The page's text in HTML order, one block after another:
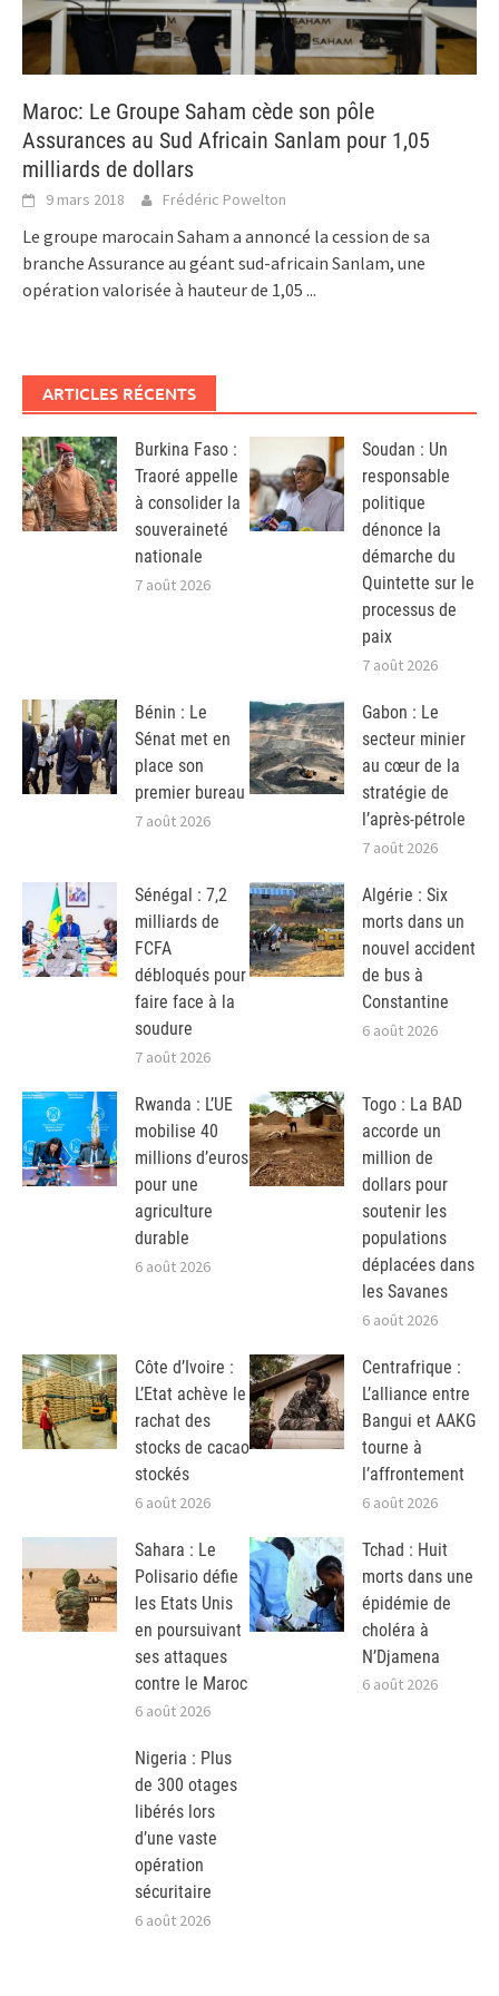
Maroc: Le Groupe Saham cède son pôle
Assurances au Sud Africain Sanlam pour 1,05
milliards de dollars
9 mars 2018 Frédéric Powelton
Le groupe marocain Saham a annoncé la cession de sa
branche Assurance au géant sud-africain Sanlam, une
opération valorisée à hauteur de 1,05 ...
ARTICLES RÉCENTS
Burkina Faso :
Traoré appelle
à consolider la
souveraineté
nationale
7 août 2026
Soudan : Un
responsable
politique
dénonce la
démarche du
Quintette sur le
processus de
paix
7 août 2026
Bénin : Le
Sénat met en
place son
premier bureau
7 août 2026
Gabon : Le
secteur minier
au cœur de la
stratégie de
l’après-pétrole
7 août 2026
Sénégal : 7,2
milliards de
FCFA
débloqués pour
faire face à la
soudure
7 août 2026
Algérie : Six
morts dans un
nouvel accident
de bus à
Constantine
6 août 2026
Rwanda : L’UE
mobilise 40
millions d’euros
pour une
agriculture
durable
6 août 2026
Togo : La BAD
accorde un
million de
dollars pour
soutenir les
populations
déplacées dans
les Savanes
6 août 2026
Côte d’Ivoire :
L’Etat achève le
rachat des
stocks de cacao
stockés
6 août 2026
Centrafrique :
L’alliance entre
Bangui et AAKG
tourne à
l’affrontement
6 août 2026
Sahara : Le
Polisario défie
les Etats Unis
en poursuivant
ses attaques
contre le Maroc
6 août 2026
Tchad : Huit
morts dans une
épidémie de
choléra à
N’Djamena
6 août 2026
Nigeria : Plus
de 300 otages
libérés lors
d’une vaste
opération
sécuritaire
6 août 2026